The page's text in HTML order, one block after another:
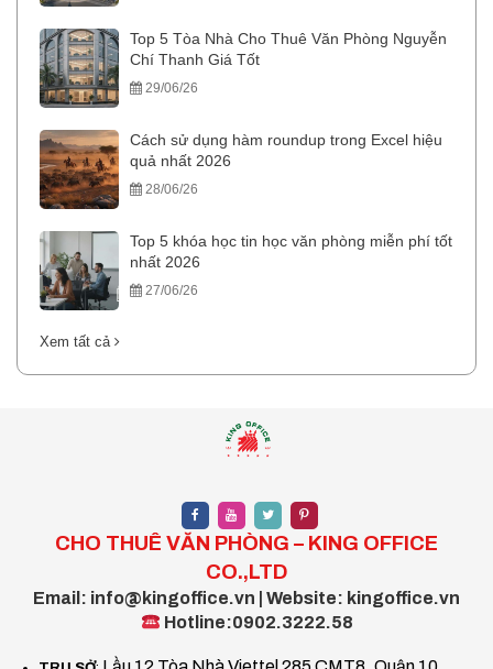
Top 5 Tòa Nhà Cho Thuê Văn Phòng Nguyễn
Chí Thanh Giá Tốt
29/06/26
Cách sử dụng hàm roundup trong Excel hiệu
quả nhất 2026
28/06/26
Top 5 khóa học tin học văn phòng miễn phí tốt
nhất 2026
27/06/26
Xem tất cả
CHO THUÊ VĂN PHÒNG – KING OFFICE
CO.,LTD
Email: info@kingoffice.vn | Website: kingoffice.vn
Hotline:0902.3222.58